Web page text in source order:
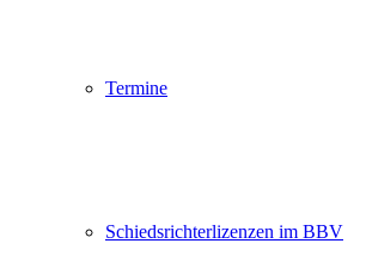
Termine
Schiedsrichterlizenzen im BBV